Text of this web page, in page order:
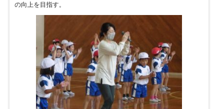
の向上を目指す。